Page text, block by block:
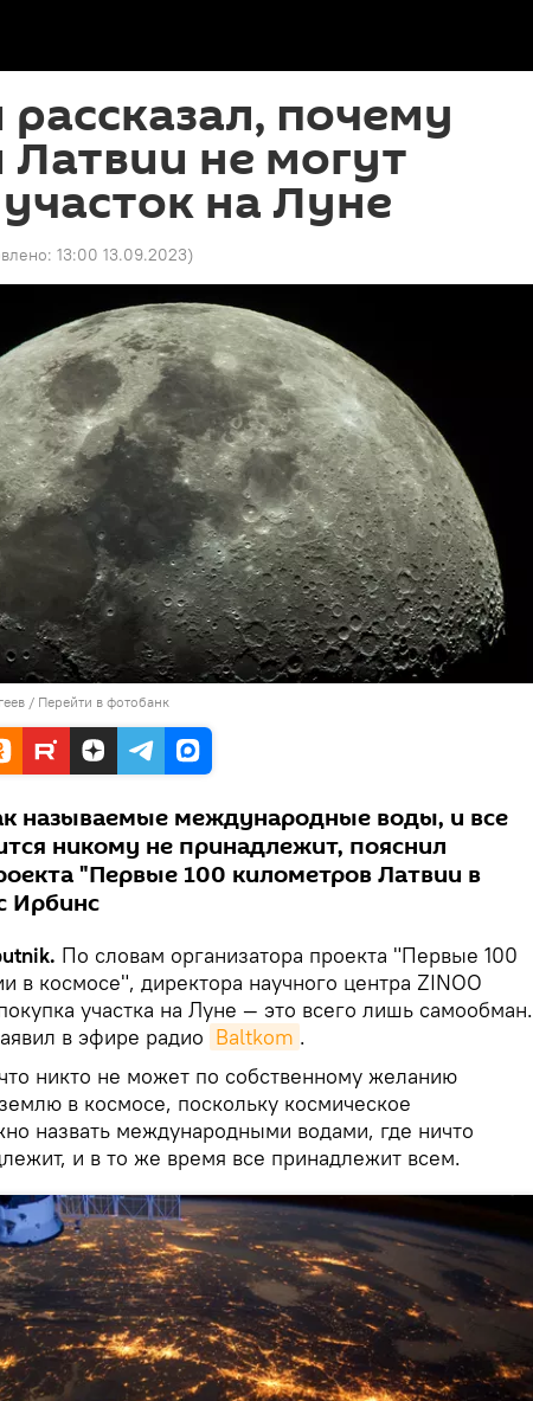
почему
не могут
на Луне
13:00 13.09.2023)
/ Перейти в фотобанк
называемые международные воды, и все
никому не принадлежит, пояснил
"Первые 100 километров Латвии в
Ирбинс
По словам организатора проекта "Первые 100
в космосе", директора научного центра ZINOO
участка на Луне — это всего лишь самообман.
в эфире радио Baltkom .
никто не может по собственному желанию
в космосе, поскольку космическое
назвать международными водами, где ничто
и в то же время все принадлежит всем.